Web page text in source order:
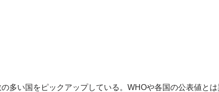
多い国をピックアップしている。WHOや各国の公表値と